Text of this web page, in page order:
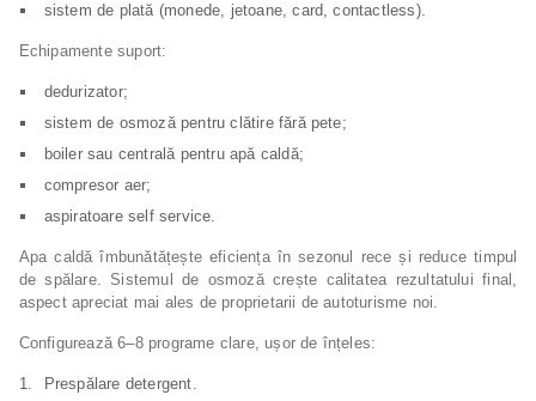
sistem de plată (monede, jetoane, card, contactless).
Echipamente suport:
dedurizator;
sistem de osmoză pentru clătire fără pete;
boiler sau centrală pentru apă caldă;
compresor aer;
aspiratoare self service.
Apa caldă îmbunătățește eficiența în sezonul rece și reduce timpul
de spălare. Sistemul de osmoză crește calitatea rezultatului final,
aspect apreciat mai ales de proprietarii de autoturisme noi.
Configurează 6–8 programe clare, ușor de înțeles:
Prespălare detergent.